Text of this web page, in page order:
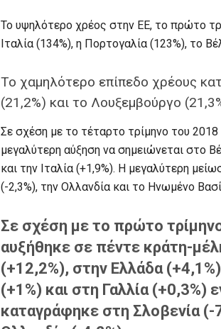
Το υψηλότερο χρέος στην ΕΕ, το πρώτο
Ιταλία (134%), η Πορτογαλία (123%), το
Το χαμηλότερο επίπεδο χρέους
(21,2%) και το Λουξεμβούργο
Σε σχέση με το τέταρτο τρίμηνο του
μεγαλύτερη αύξηση να σημειώνεται στο
και την Ιταλία (+1,9%). Η μεγαλύτερη
(-2,3%), την Ολλανδία και το Ηνωμένο
Σε σχέση με το πρώτο
αυξήθηκε σε πέντε κράτη-
(+12,2%), στην Ελλάδα
(+1%) και στη Γαλλία (+0,3%)
καταγράφηκε στη Σλοβενία (-